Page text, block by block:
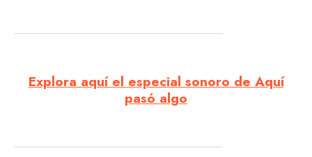
Explora aquí el especial sonoro de Aquí
pasó algo